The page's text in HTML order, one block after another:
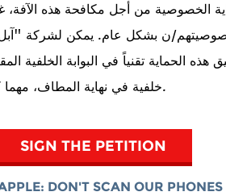
الخصوصية من أجل مكافحة هذه الآفة،
ن بشكل عام. يمكن لشركة
الحماية تقنياً في البوابة الخلفية
خلفية في نهاية المطاف، مهما كانت موثّقة ومدروسة وضيّقة النطاق.
SIGN THE PETITION
DON'T SCAN OUR PHONES